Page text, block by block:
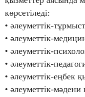
көрсетіледі:
• әлеуметтік-
• әлеуметтік-
• әлеуметтік-
• әлеуметтік-
• әлеуметтік-еңбек
• әлеуметтік-мәдени